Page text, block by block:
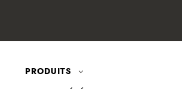
PRODUITS